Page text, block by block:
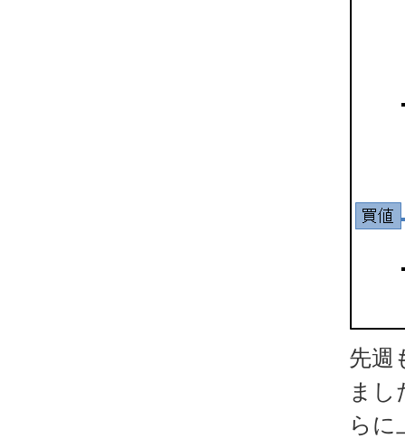
先週
まし
らに